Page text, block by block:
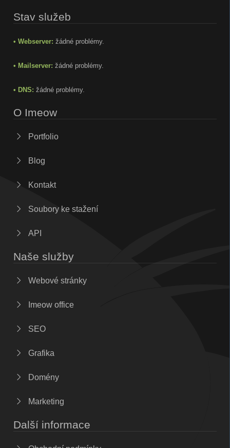
Stav služeb
• Webserver: žádné problémy.
• Mailserver: žádné problémy.
• DNS: žádné problémy.
O Imeow
Portfolio
Blog
Kontakt
Soubory ke stažení
API
Naše služby
Webové stránky
Imeow office
SEO
Grafika
Domény
Marketing
Další informace